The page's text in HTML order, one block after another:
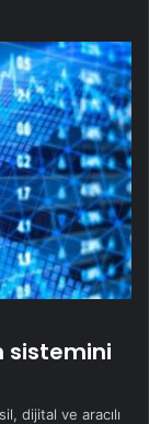
sistemini
dijital ve aracılı